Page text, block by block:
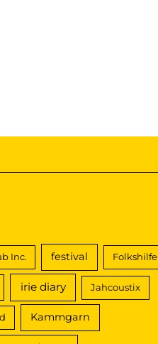
Inc. festival Folkshilfe
irie diary Jahcoustix
Kammgarn